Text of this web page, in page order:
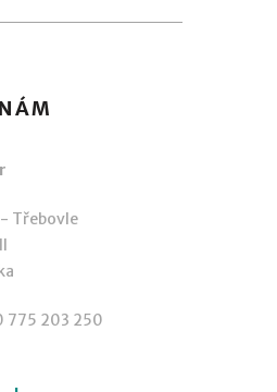
Třebovle
775 203 250